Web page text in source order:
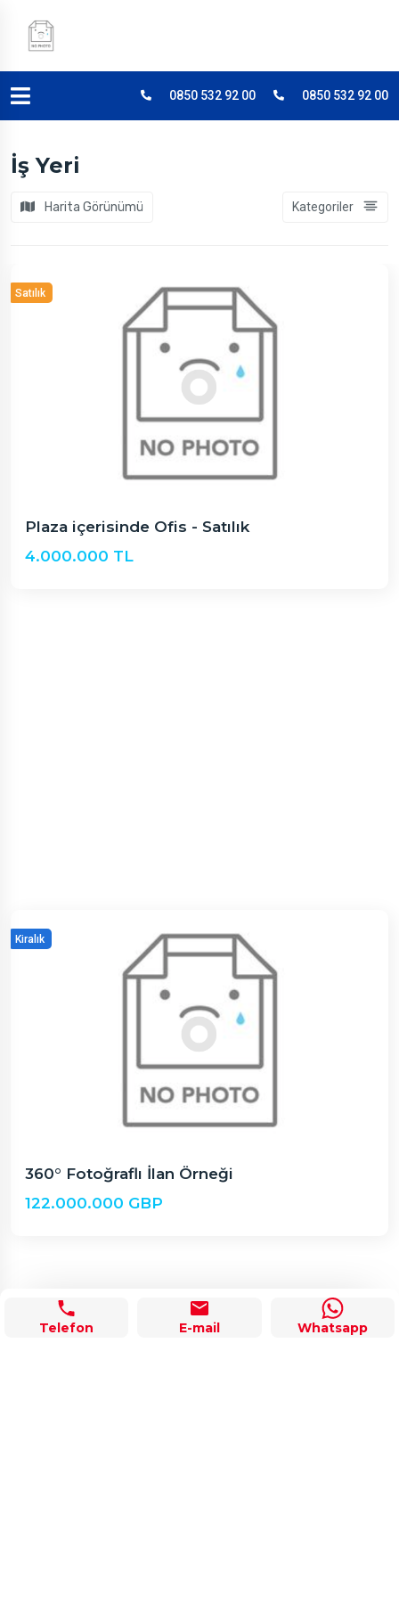
0850 532 92 00 0850 532 92 00
İş Yeri
Harita Görünümü Kategoriler
Satılık
Plaza içerisinde Ofis - Satılık
4.000.000 TL
Kiralık
360° Fotoğraflı İlan Örneği
122.000.000 GBP
Telefon E-mail Whatsapp